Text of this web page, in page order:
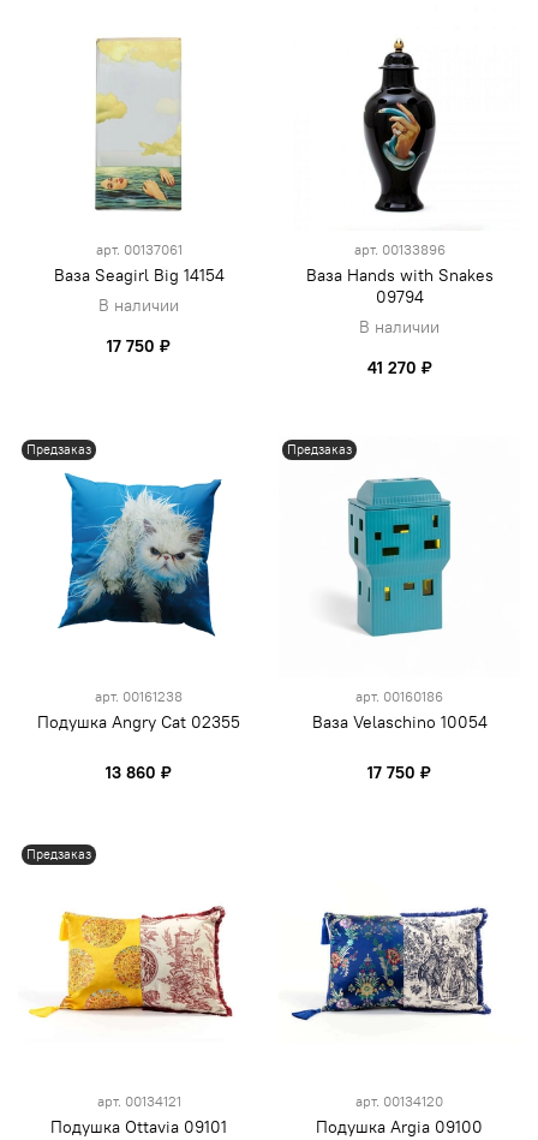
арт. 00137061
Ваза Seagirl Big 14154
В наличии
17 750 ₽
арт. 00133896
Ваза Hands with Snakes
09794
В наличии
41 270 ₽
Предзаказ
арт. 00161238
Подушка Angry Cat 02355
13 860 ₽
Предзаказ
арт. 00160186
Ваза Velaschino 10054
17 750 ₽
Предзаказ
арт. 00134121
Подушка Ottavia 09101
арт. 00134120
Подушка Argia 09100